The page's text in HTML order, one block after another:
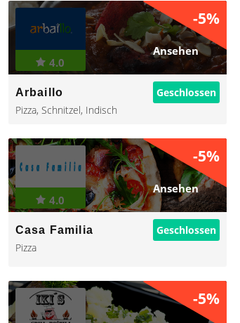
-5%
Ansehen
4.0
Arbaillo
Geschlossen
Pizza, Schnitzel, Indisch
-5%
Ansehen
4.0
Casa Familia
Geschlossen
Pizza
-5%